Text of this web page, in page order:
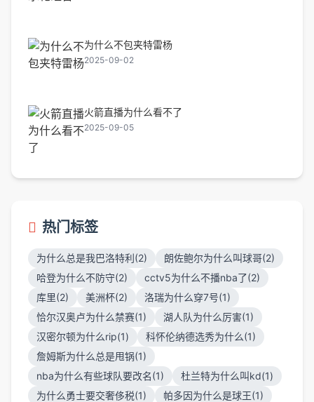
为什么不包夹特雷杨
2025-09-02
火箭直播为什么看不了
2025-09-05
热门标签
为什么总是我巴洛特利(2)
朗佐鲍尔为什么叫球哥(2)
哈登为什么不防守(2)
cctv5为什么不播nba了(2)
库里(2)
美洲杯(2)
洛瑞为什么穿7号(1)
恰尔汉奥卢为什么禁赛(1)
湖人队为什么厉害(1)
汉密尔顿为什么rip(1)
科怀伦纳德选秀为什么(1)
詹姆斯为什么总是甩锅(1)
nba为什么有些球队要改名(1)
杜兰特为什么叫kd(1)
为什么勇士要交奢侈税(1)
帕多因为什么是球王(1)